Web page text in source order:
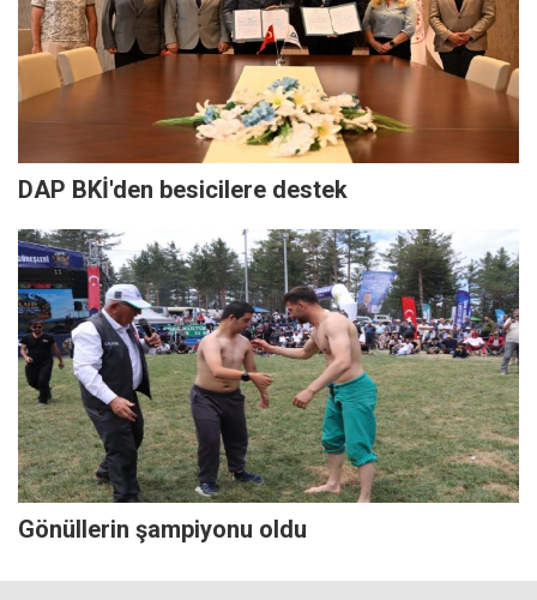
DAP BKİ'den besicilere destek
Gönüllerin şampiyonu oldu